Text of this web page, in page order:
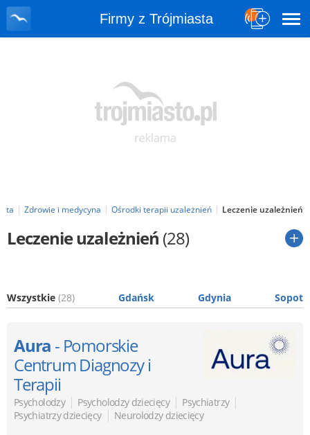
Firmy z Trójmiasta
Zdrowie i medycyna Ośrodki terapii uzależnień Leczenie uzależnień
Leczenie uzależnień (28)
Wszystkie (28) Gdańsk Gdynia Sopot
Aura - Pomorskie
Centrum Diagnozy i
Terapii
Psycholodzy | Psycholodzy dziecięcy | Psychiatrzy |
Psychiatrzy dziecięcy | Neurolodzy dziecięcy